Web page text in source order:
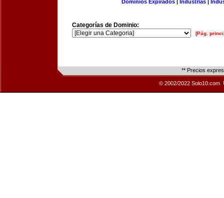
Dominios Expirados | Industrias |
Categorías de Dominio:
[Pág.
** Precios
© 2002/2022 Solo10.com